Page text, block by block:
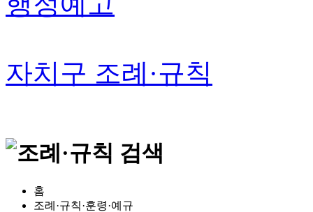
자치구 조례·규칙
홈
조례·규칙·훈령·예규